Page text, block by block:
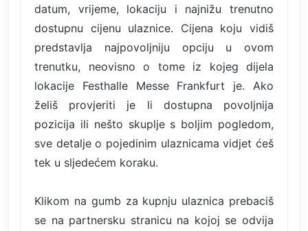
datum, vrijeme, lokaciju i najnižu trenutno
dostupnu cijenu ulaznice. Cijena koju vidiš
predstavlja najpovoljniju opciju u ovom
trenutku, neovisno o tome iz kojeg dijela
lokacije Festhalle Messe Frankfurt je. Ako
želiš provjeriti je li dostupna povoljnija
pozicija ili nešto skuplje s boljim pogledom,
sve detalje o pojedinim ulaznicama vidjet ćeš
tek u sljedećem koraku.
Klikom na gumb za kupnju ulaznica prebaciš
se na partnersku stranicu na kojoj se odvija